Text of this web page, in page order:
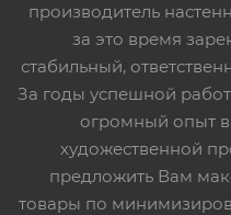
производитель
за это время
стабильный,
За годы успешной
огромный опыт
художественной
предложить Вам
товары по